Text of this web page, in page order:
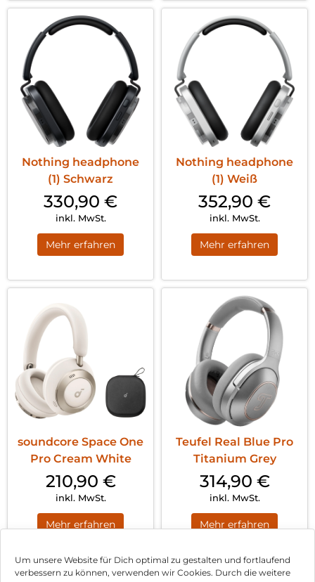
Um unsere Website für Dich optimal zu gestalten und fortlaufend
verbessern zu können, verwenden wir Cookies. Durch die weitere
Nothing headphone
(1) Schwarz
330,90 €
inkl. MwSt.
Mehr erfahren
Nothing headphone
(1) Weiß
352,90 €
inkl. MwSt.
Mehr erfahren
soundcore Space One
Pro Cream White
210,90 €
inkl. MwSt.
Mehr erfahren
Teufel Real Blue Pro
Titanium Grey
314,90 €
inkl. MwSt.
Mehr erfahren